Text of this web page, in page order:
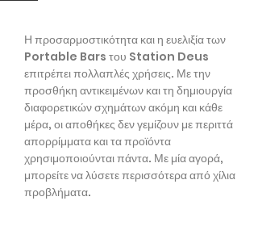
Η προσαρμοστικότητα και η ευελιξία των
Portable Bars του Station Deus
επιτρέπει πολλαπλές χρήσεις. Με την
προσθήκη αντικειμένων και τη δημιουργία
διαφορετικών σχημάτων ακόμη και κάθε
μέρα, οι αποθήκες δεν γεμίζουν με περιττά
απορρίμματα και τα προϊόντα
χρησιμοποιούνται πάντα. Με μία αγορά,
μπορείτε να λύσετε περισσότερα από χίλια
προβλήματα.